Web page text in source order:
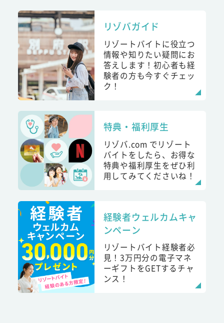
リゾバガイド
リゾートバイトに役立つ
情報や知りたい疑問にお
答えします！初心者も経
験者の方も今すぐチェッ
ク！
特典・福利厚生
リゾバ.com でリゾート
バイトをしたら、お得な
特典や福利厚生をぜひ利
用してみてくださいね！
経験者ウェルカムキャ
ンペーン
リゾートバイト経験者必
見！3万円分の電子マネ
ーギフトをGETするチャ
ンス！